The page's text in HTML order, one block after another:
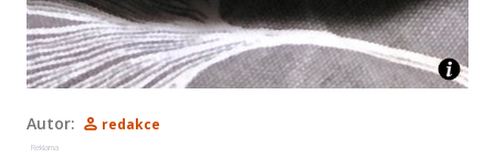
Autor: redakce
Reklama